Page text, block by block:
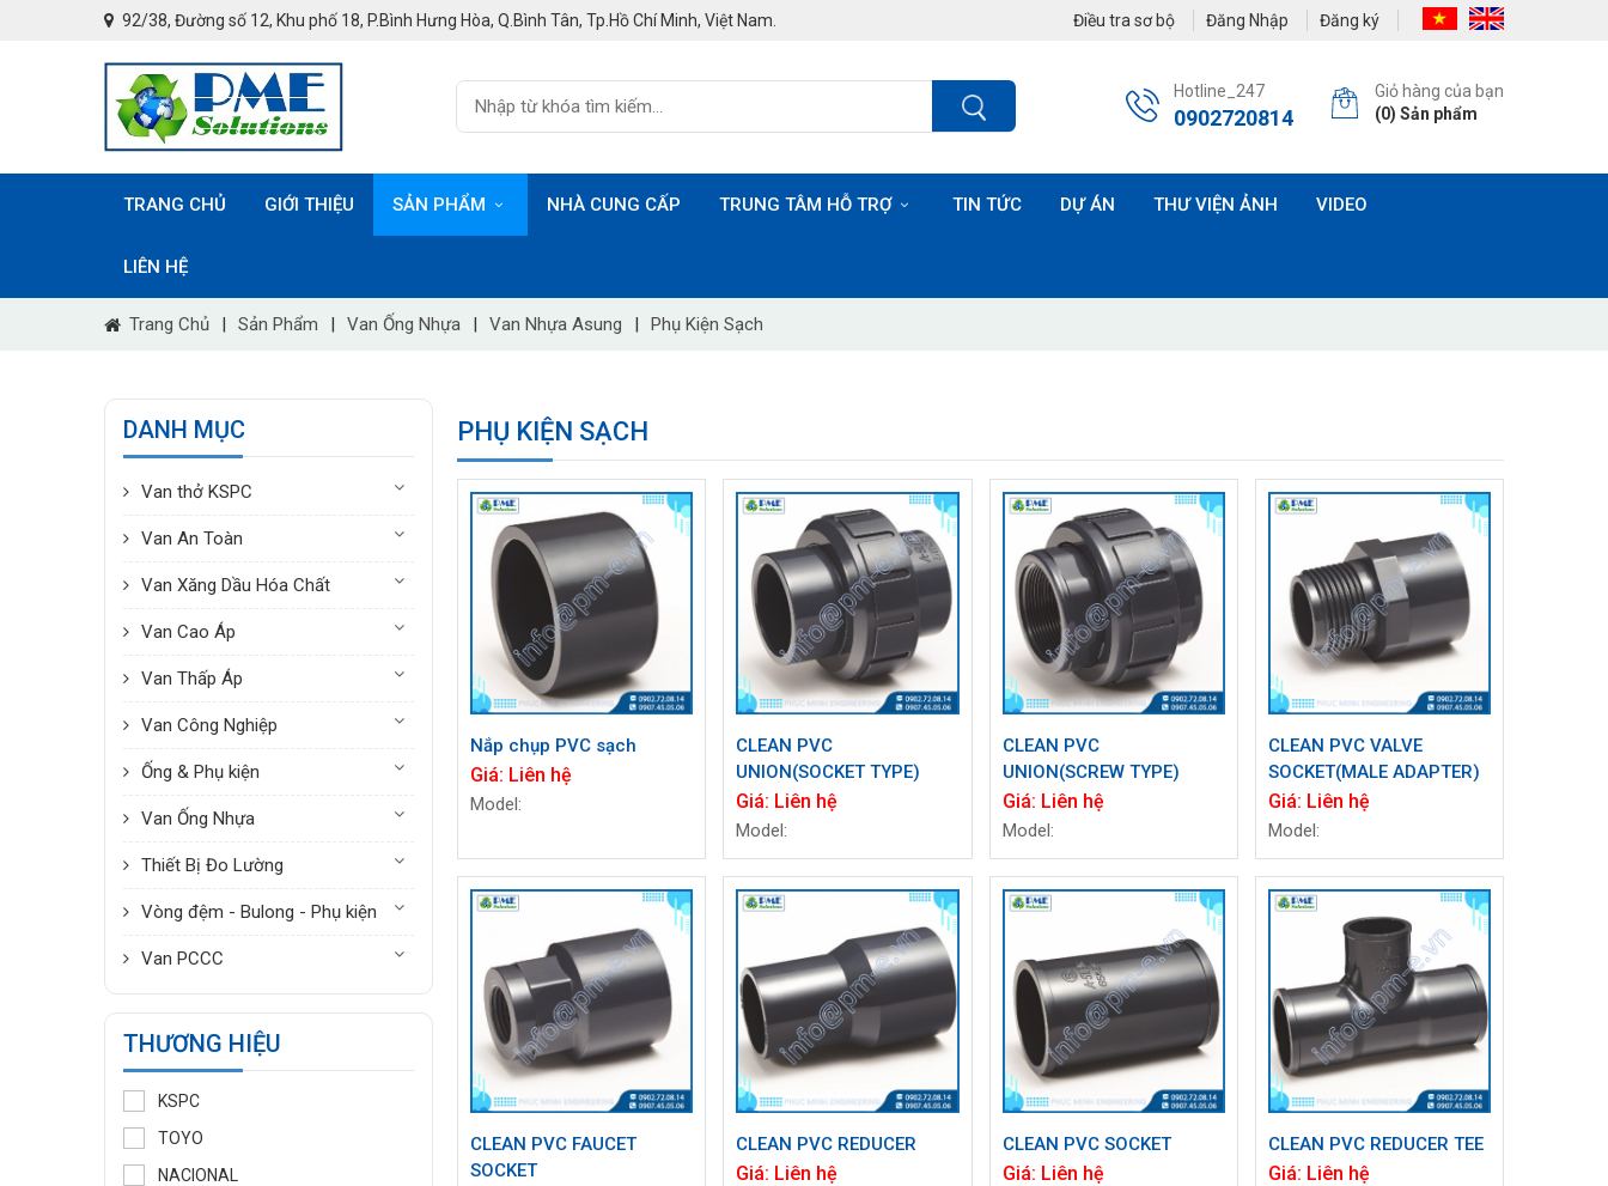
92/38, Đường số 12, Khu phố 18, P.Bình Hưng Hòa, Q.Bình Tân, Tp.Hồ Chí Minh, Việt Nam. Điều tra sơ bộ Đăng Nhập Đăng ký
Giỏ hàng của bạn
(0) Sản phẩm
Hotline_247
0902720814
TRANG CHỦ GIỚI THIỆU SẢN PHẨM NHÀ CUNG CẤP TRUNG TÂM HỖ TRỢ TIN TỨC DỰ ÁN THƯ VIỆN ẢNH VIDEO
LIÊN HỆ
Trang Chủ | Sản Phẩm | Van Ống Nhựa | Van Nhựa Asung | Phụ Kiện Sạch
PHỤ KIỆN SẠCH
Nắp chụp PVC sạch
Giá: Liên hệ
Model:
CLEAN PVC
UNION(SOCKET TYPE)
Giá: Liên hệ
Model:
CLEAN PVC
UNION(SCREW TYPE)
Giá: Liên hệ
Model:
CLEAN PVC VALVE
SOCKET(MALE ADAPTER)
Giá: Liên hệ
Model:
CLEAN PVC FAUCET
SOCKET
CLEAN PVC REDUCER
Giá: Liên hệ
CLEAN PVC SOCKET
Giá: Liên hệ
CLEAN PVC REDUCER TEE
Giá: Liên hệ
DANH MỤC
Van thở KSPC
Van An Toàn
Van Xăng Dầu Hóa Chất
Van Cao Áp
Van Thấp Áp
Van Công Nghiệp
Ống & Phụ kiện
Van Ống Nhựa
Thiết Bị Đo Lường
Vòng đệm - Bulong - Phụ kiện
Van PCCC
THƯƠNG HIỆU
KSPC
TOYO
NACIONAL